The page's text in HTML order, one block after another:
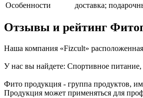
Особенности
доставка;
Отзывы и рейтинг
Наша компания «Fizcult»
У нас вы найдете: Спортивное
Фито продукция - группа продуктов,
Продукция может применяться для